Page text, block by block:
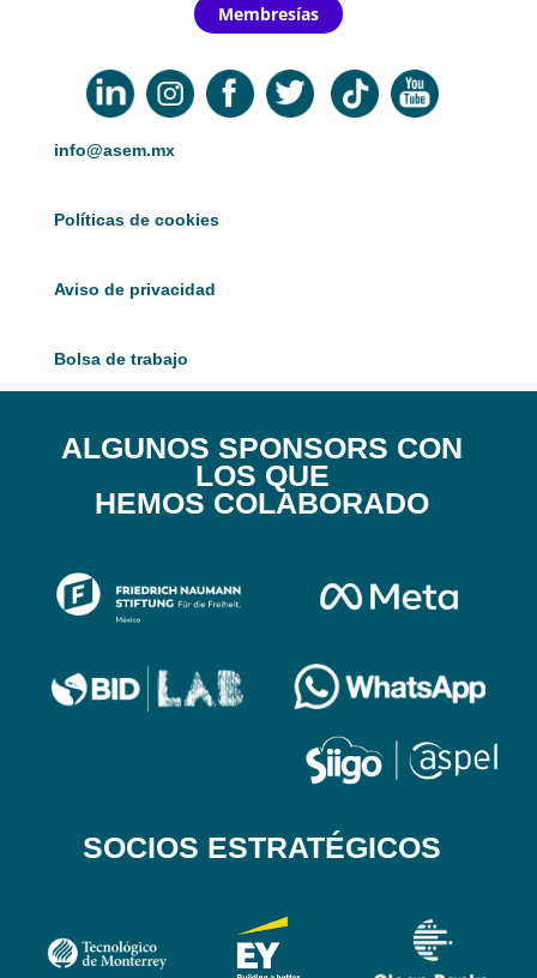
Membresías
info@asem.mx
Políticas de cookies
Aviso de privacidad
Bolsa de trabajo
ALGUNOS SPONSORS CON
LOS QUE
HEMOS COLABORADO
SOCIOS ESTRATÉGICOS